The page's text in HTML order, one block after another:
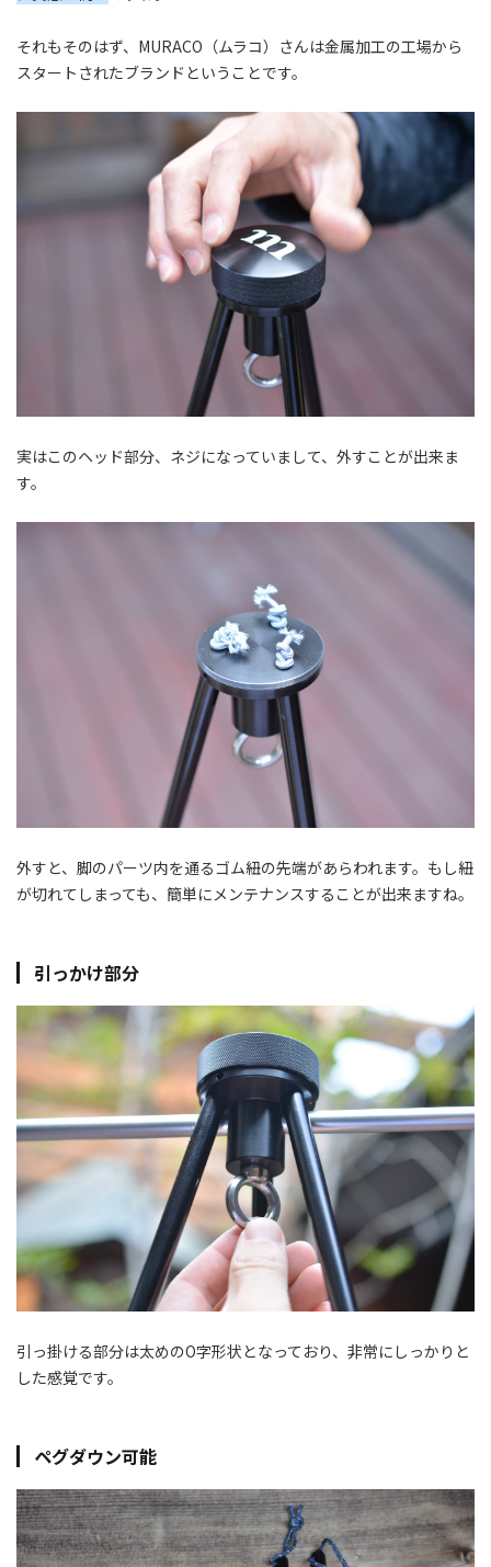
それもそのはず、MURACO（ムラコ）さんは金属加工の工場から
スタートされたブランドということです。
実はこのヘッド部分、ネジになっていまして、外すことが出来ま
す。
外すと、脚のパーツ内を通るゴム紐の先端があらわれます。もし紐
が切れてしまっても、簡単にメンテナンスすることが出来ますね。
引っかけ部分
引っ掛ける部分は太めのO字形状となっており、非常にしっかりと
した感覚です。
ペグダウン可能